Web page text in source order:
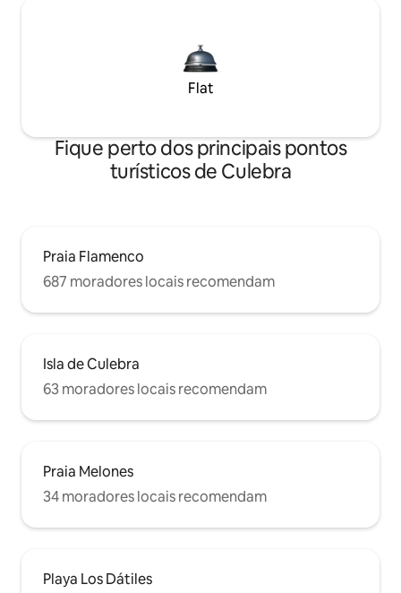
Flat
Fique perto dos principais pontos
turísticos de Culebra
Praia Flamenco
687 moradores locais recomendam
Isla de Culebra
63 moradores locais recomendam
Praia Melones
34 moradores locais recomendam
Playa Los Dátiles